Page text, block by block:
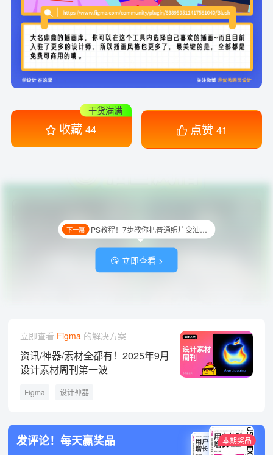
收藏 44
干货满满
点赞 41
😘 立即查看 >
下一篇 PS教程！7步教你把普通照片变油画效果！
立即查看 Figma的解决方案
资讯/神器/素材全都有！2025年9月
设计素材周刊第一波
Figma 设计神器
发评论！每天赢奖品 本期奖品